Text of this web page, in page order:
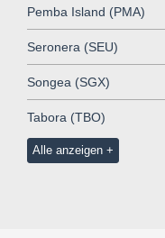
Pemba Island (PMA)
Seronera (SEU)
Songea (SGX)
Tabora (TBO)
Alle anzeigen